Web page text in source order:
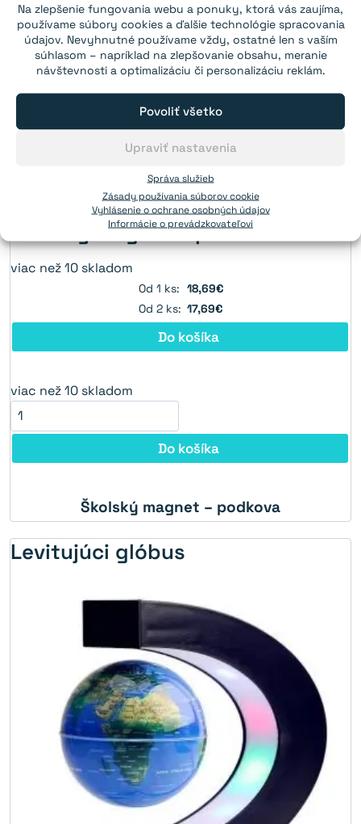
Na zlepšenie fungovania webu a ponuky, ktorá vás zaujíma,
používame súbory cookies a ďalšie technológie spracovania
údajov. Nevyhnutné používame vždy, ostatné len s vaším
súhlasom – napríklad na zlepšovanie obsahu, meranie
návštevnosti a optimalizáciu či personalizáciu reklám.
Správa služieb
Povoliť všetko
Upraviť nastavenia
Zásady používania súborov cookie
Vyhlásenie o ochrane osobných údajov
Informácie o prevádzkovateľovi
Školský magnet – podkova
viac než 10 skladom
Od 1 ks: 18,69€
Od 2 ks: 17,69€
Do košíka
viac než 10 skladom
Do košíka
Školský magnet – podkova
Levitujúci glóbus